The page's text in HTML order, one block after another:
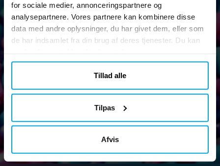
for sociale medier, annonceringspartnere og
analysepartnere. Vores partnere kan kombinere disse
data med andre oplysninger, du har givet dem, eller som
de har indsamlet fra din brug af deres tjenester. Du kan
Tillad alle
Tilpas
Afvis
Nyhedsbrev
kampagner og tilbud.
Ok